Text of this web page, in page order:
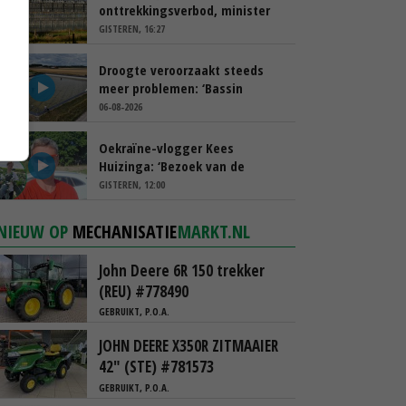
onttrekkingsverbod, minister
spreekt van ‘ondernemersrisico’
GISTEREN, 16:27
Droogte veroorzaakt steeds
meer problemen: ‘Bassin
afgelopen week al leeg’
06-08-2026
Oekraïne-vlogger Kees
Huizinga: ‘Bezoek van de
ambassade mag zelf groente
GISTEREN, 12:00
OP MECHANISATIEMARKT.NL
John Deere 6R 150 trekker
(REU) #778490
GEBRUIKT, P.O.A.
JOHN DEERE X350R ZITMAAIER
42" (STE) #781573
GEBRUIKT, P.O.A.